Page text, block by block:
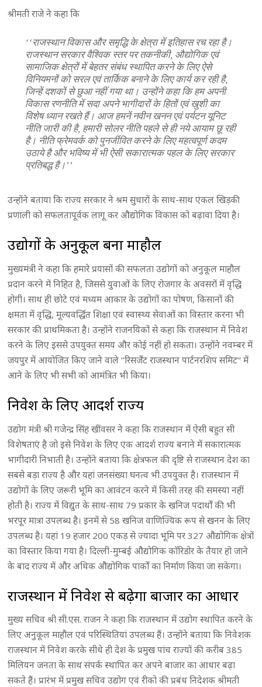
श्रीमती राजे ने कहा कि
‘‘राजस्थान विकास और समृद्धि के क्षेत्रा में इतिहास रच रहा है।
राजस्थान सरकार वैश्विक स्तर पर तकनीकी, औद्योगिक एवं
सामाजिक क्षेत्रों में बेहतर संबंध स्थापित करने के लिए ऐसे
विनियमनों को सरल एवं तार्किक बनाने के लिए कार्य कर रही है,
जिन्हें दशकों से छुआ नहीं गया था। उन्होंने कहा कि हम अपनी
विकास रणनीति में सदा अपने भागीदारों के हितों एवं खुशी का
विशेष ध्यान रखते हैं। आज हमनें नवीन खनन एवं पर्यटन यूनिट
नीति जारी की है, हमारी सोलर नीति पहले से ही नये आयाम छू रही
है। नीति फ्रेमवर्क को पुनर्जीवित करने के लिए महत्वपूर्ण कदम
उठाये है और भविष्य में भी ऐसी सकारात्मक पहल के लिए सरकार
प्रतिबद्ध है।’’
उन्होंने बताया कि राज्य सरकार ने श्रम सुधारों के साथ-साथ एकल खिड़की
प्रणाली को सफलतापूर्वक लागू कर औद्योगिक विकास को बढ़ावा दिया है।
उद्योगों के अनुकूल बना माहौल
मुख्यमंत्री ने कहा कि हमारे प्रयासों की सफलता उद्योगों को अनुकूल माहौल
प्रदान करने में निहित है, जिससे युवाओं के लिए रोजगार के अवसरों में वृद्धि
होगी। साथ ही छोटे एवं मध्यम आकार के उद्योगों का पोषण, किसानों की
क्षमता में वृद्धि, मूल्यवर्द्धित शिक्षा एवं स्वास्थ्य सेवाओं का विस्तार करना भी
सरकार की प्राथमिकता है। उन्होंने राजनयिकों से कहा कि राजस्थान में निवेश
करने के लिए इससे उपयुक्त समय और कोई नहीं हो सकता। उन्होंने नवम्बर में
जयपुर में आयोजित किए जाने वाले ’’रिसर्जेंट राजस्थान पार्टनरशिप समिट‘‘ में
आने के लिए भी सभी को आमंत्रित भी किया।
निवेश के लिए आदर्श राज्य
उद्योग मंत्री श्री गजेन्द्र सिंह खींवसर ने कहा कि राजस्थान में ऐसी बहुत सी
विशेषताएं है जो इसे निवेश के लिए एक आदर्श राज्य बनाने में सकारात्मक
भागीदारी निभाती है। उन्होंने बताया कि क्षेत्रफल की दृष्टि से राजस्थान देश का
सबसे बड़ा राज्य है और यहां जनसंख्या घनत्व भी उपयुक्त है। राजस्थान में
उद्योगों के लिए जरूरी भूमि का आवंटन करने में किसी तरह की समस्या नहीं
होती है। राज्य में विद्युत के साथ-साथ 79 प्रकार के खनिज पदार्थों की भी
भरपूर मात्रा उपलब्ध है। इनमें से 58 खनिज वाणिज्यिक रूप से खनन के लिए
उपलब्ध है। यहां 19 हजार 200 एकड़ से ज्यादा भूमि पर 327 औद्योगिक क्षेत्रों
का विस्तार किया गया है। दिल्ली-मुम्बई औद्योगिक काॅरिडोर के तैयार हो जाने
के बाद राज्य में और अधिक औद्योगिक पार्कों का निर्माण किया जा सकेगा।
राजस्थान में निवेश से बढ़ेगा बाजार का आधार
मुख्य सचिव श्री सी.एस. राजन ने कहा कि राजस्थान में उद्योग स्थापित करने के
लिए अनुकूल माहौल एवं परिस्थितियां उपलब्ध हैं। उन्होंने बताया कि निवेशक
राजस्थान में निवेश करके सीधे ही देश के प्रमुख पांच राज्यों की करीब 385
मिलियन जनता के साथ संपर्क स्थापित कर अपने बाजार का आधार बढ़ा
सकते हैं। प्रारंभ में प्रमुख सचिव उद्योग एवं रीको की प्रबंध निदेशक श्रीमती